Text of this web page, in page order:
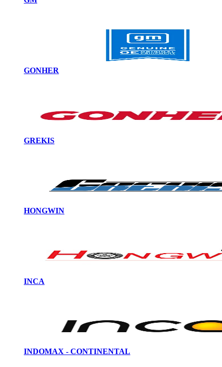
GONHER
GREKIS
HONGWIN
INCA
INDOMAX - CONTINENTAL